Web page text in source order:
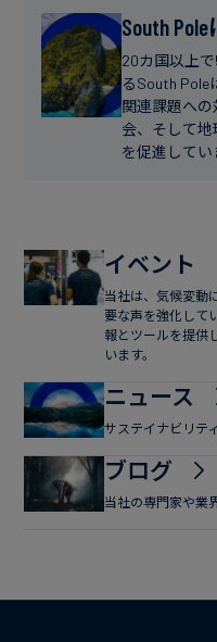
South
20カ国以上
るSouth Pole
関連課題へ
会、そして
を促進してい
イベント
当社は、気候変動
要な声を強化して
報とツールを提供
います。
ニュース
サステイナビリテ
ブログ
当社の専門家や業